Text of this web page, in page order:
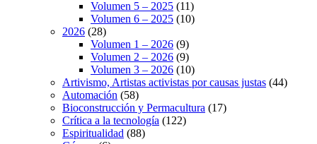
Volumen 5 – 2025 (11)
Volumen 6 – 2025 (10)
2026 (28)
Volumen 1 – 2026 (9)
Volumen 2 – 2026 (9)
Volumen 3 – 2026 (10)
Artivismo, Artistas activistas por causas justas (44)
Automación (58)
Bioconstrucción y Permacultura (17)
Crítica a la tecnología (122)
Espiritualidad (88)